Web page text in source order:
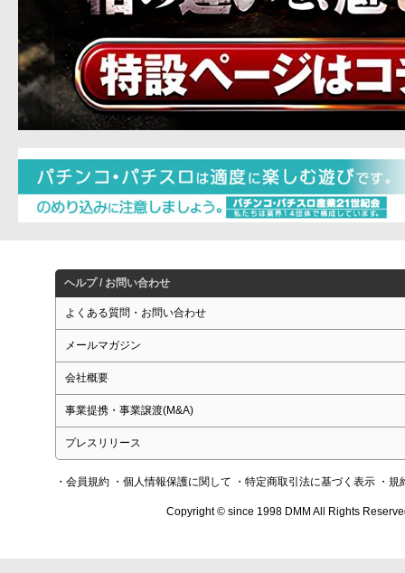
ヘルプ / お問い合わせ
よくある質問・お問い合わせ
メールマガジン
会社概要
事業提携・事業譲渡(M&A)
プレスリリース
・会員規約 ・個人情報保護に関して ・特定商取引法に基づく表示 ・規
Copyright © since 1998 DMM All Rights